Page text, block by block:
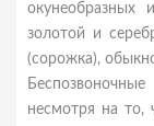
окунеобразных
золотой и
(сорожка),
несмотря на